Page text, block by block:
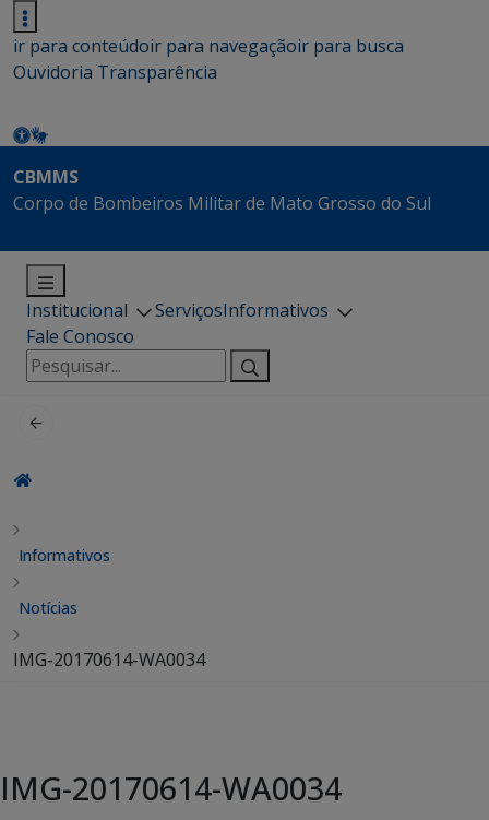
ir para conteúdoir para navegaçãoir para busca
Ouvidoria Transparência
CBMMS
Corpo de Bombeiros Militar de Mato Grosso do Sul
Institucional ServiçosInformativos
Fale Conosco
Pesquisar
por:
Informativos
Notícias
IMG-20170614-WA0034
IMG-20170614-WA0034